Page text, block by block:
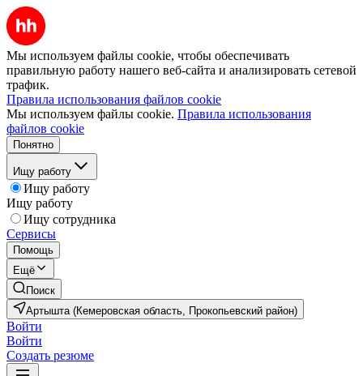
Мы используем файлы cookie, чтобы обеспечивать
правильную работу нашего веб-сайта и анализировать сетевой
трафик.
Правила использования файлов cookie
Мы используем файлы cookie. Правила использования
файлов cookie
Понятно
Ищу работу
Ищу работу
Ищу работу
Ищу сотрудника
Сервисы
Помощь
Ещё
Поиск
Артышта (Кемеровская область, Прокопьевский район)
Войти
Войти
Создать резюме